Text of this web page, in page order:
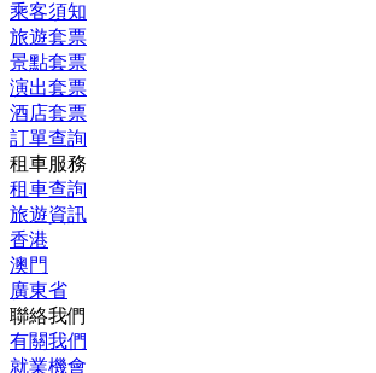
乘客須知
旅遊套票
景點套票
演出套票
酒店套票
訂單查詢
租車服務
租車查詢
旅遊資訊
香港
澳門
廣東省
聯絡我們
有關我們
就業機會